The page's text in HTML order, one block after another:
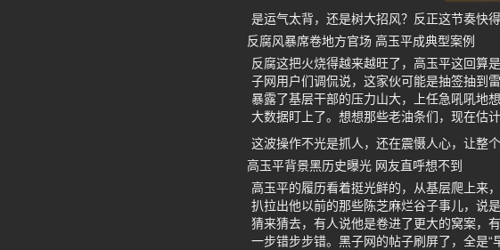
是运气太背，还是树大招风？反正这节奏快
反腐风暴席卷地方官场 高玉平成典型案例
反腐这把火烧得越来越旺了，高玉平这回算
子网用户们调侃说，这家伙可能是抽签抽到
暴露了基层干部的压力山大，上任急吼吼地
大数据盯上了。想想那些老油条们，现在估
这波操作不光是抓人，还在震慑人心，让整
高玉平背景黑历史曝光 网友直呼想不到
高玉平的履历看着挺光鲜的，从基层爬上来
扒拉出他以前的那些陈芝麻烂谷子事儿，说
猜来猜去，有人说他是卷进了更大的窝案，
一步错步步错。黑子网的帖子刷屏了，全是“